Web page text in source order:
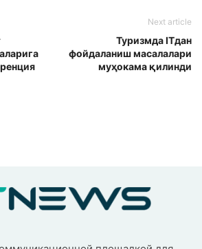
Next article
Туризмда ITдан
фойдаланиш масалалари
муҳокама қилинди